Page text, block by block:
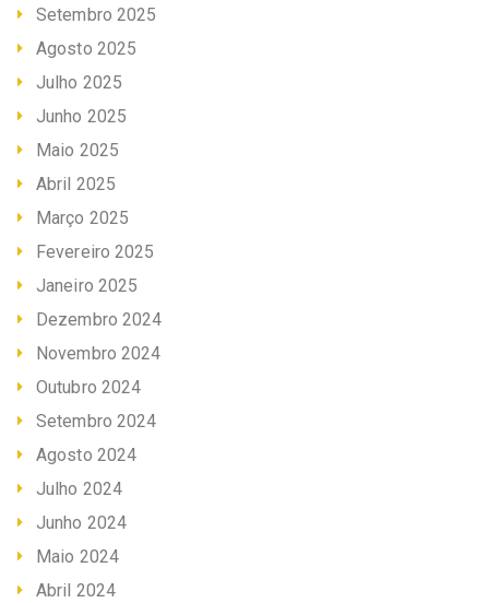
Setembro 2025
Agosto 2025
Julho 2025
Junho 2025
Maio 2025
Abril 2025
Março 2025
Fevereiro 2025
Janeiro 2025
Dezembro 2024
Novembro 2024
Outubro 2024
Setembro 2024
Agosto 2024
Julho 2024
Junho 2024
Maio 2024
Abril 2024